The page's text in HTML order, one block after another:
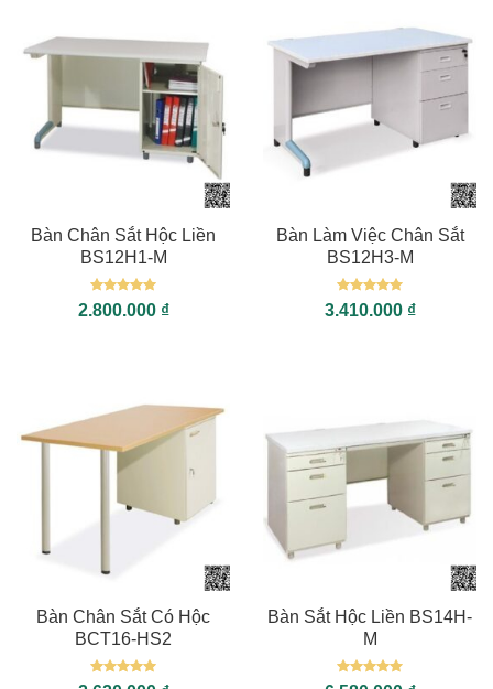
Bàn Chân Sắt Hộc Liền
BS12H1-M
Được xếp
hạng55
2.800.000 ₫
Bàn Làm Việc Chân Sắt
BS12H3-M
Được xếp
hạng55
3.410.000 ₫
Bàn Chân Sắt Có Hộc
BCT16-HS2
Được xếp
Bàn Sắt Hộc Liền BS14H-
M
Được xếp